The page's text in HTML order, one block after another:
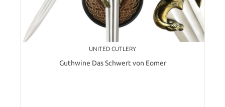
UNITED CUTLERY
Guthwine Das Schwert von Eomer